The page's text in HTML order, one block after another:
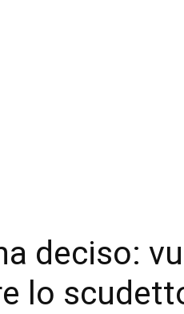
deciso:
lo